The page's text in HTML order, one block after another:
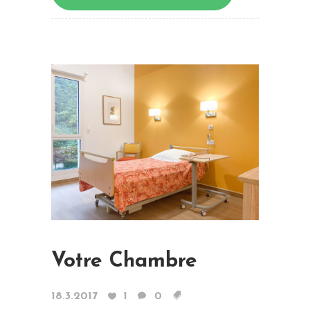
Votre Chambre
18.3.2017 1 0